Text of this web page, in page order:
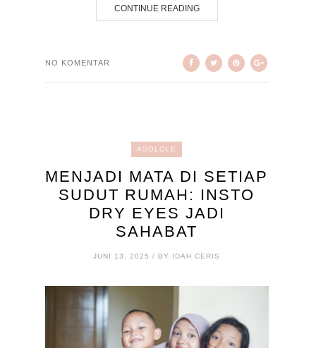
CONTINUE READING
NO KOMENTAR
ASOLOLE
MENJADI MATA DI SETIAP
SUDUT RUMAH: INSTO
DRY EYES JADI
SAHABAT
JUNI 13, 2025 / BY IDAH CERIS